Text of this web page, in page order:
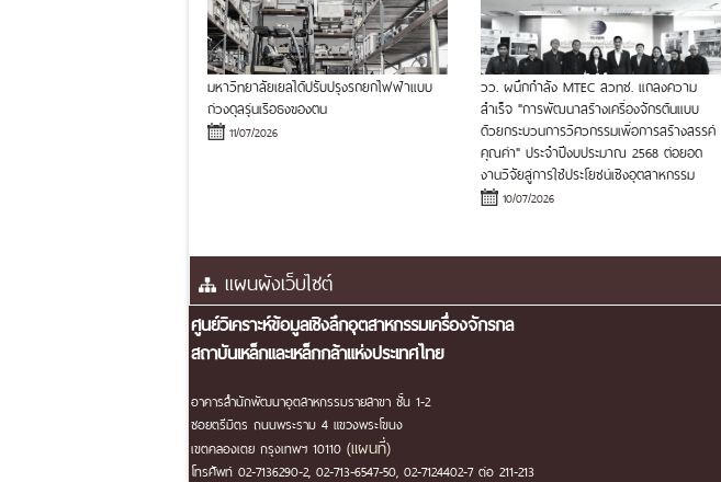
มหาวิทยาลัยเยลได้ปรับปรุงรถยกไฟฟ้าแบบ
ถ่วงดุลรุ่นเรือธงของตน
11/07/2026
วว. ผนึกกำลัง MTEC สวทช. แถลงความ
สำเร็จ "การพัฒนาสร้างเครื่องจักรต้นแบบ
ด้วยกระบวนการวิศวกรรมเพื่อการสร้างสรรค์
คุณค่า" ประจำปีงบประมาณ 2568 ต่อยอด
งานวิจัยสู่การใช้ประโยชน์เชิงอุตสาหกรรม
10/07/2026
ศูนย์วิเคราะห์ข้อมูลเชิงลึกอุตสาหกรรมเครื่องจักรกล
สถาบันเหล็กและเหล็กกล้าแห่งประเทศไทย
อาคารสำนักพัฒนาอุตสาหกรรมรายสาขา ชั้น 1-2
ซอยตรีมิตร ถนนพระราม 4 แขวงพระโขนง
เขตคลองเตย กรุงเทพฯ 10110 (แผนที่)
โทรศัพท์ 02-7136290-2, 02-713-6547-50, 02-7124402-7 ต่อ 211-213